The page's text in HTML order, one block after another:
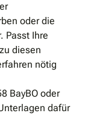
oder die
Passt Ihre
diesen
nötig
BayBO oder
dafür